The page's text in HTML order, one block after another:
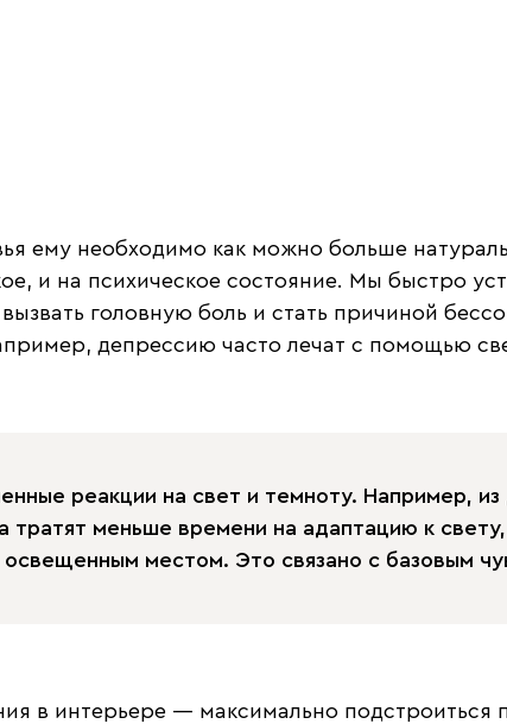
ему необходимо как можно больше
и на психическое состояние. Мы быстро
головную боль и стать причиной
депрессию часто лечат с помощью
реакции на свет и темноту. Например,
меньше времени на адаптацию к
местом. Это связано с базовым
в интерьере — максимально